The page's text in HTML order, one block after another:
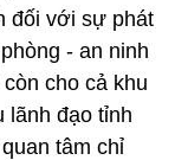
đối với sự phát
- an ninh
cho cả khu
đạo tỉnh
tâm chỉ